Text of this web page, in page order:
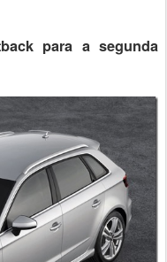
para a segunda